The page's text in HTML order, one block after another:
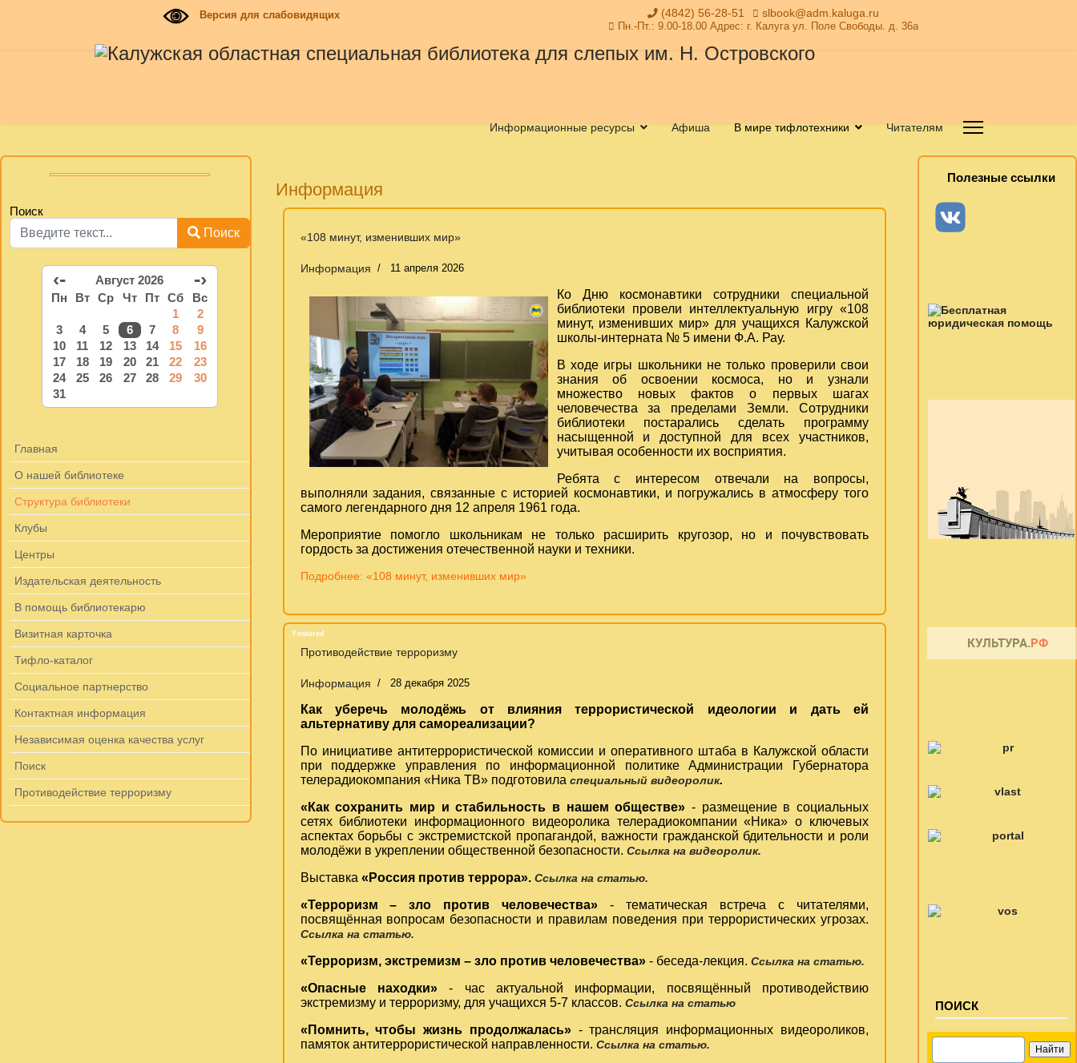
Версия для слабовидящих (4842) 56-28-51 slbook@adm.kaluga.ru
Пн.-Пт.: 9.00-18.00 Адрес: г. Калуга ул. Поле Свободы. д. 36а
Информационные ресурсы Афиша В мире тифлотехники Читателям
Поиск
Поиск
‹- Август 2026 -›
Пн Вт Ср Чт Пт Сб
Вс
1
2
3
4 5 6 7 8
9
10
11 12 13 14 15
16
17
18 19 20 21 22
23
24
25 26 27 28 29
30
31
Главная
О нашей библиотеке
Структура библиотеки
Клубы
Центры
Издательская деятельность
В помощь библиотекарю
Визитная карточка
Тифло-каталог
Социальное партнерство
Контактная информация
Независимая оценка качества услуг
Поиск
Противодействие терроризму
Информация
«108 минут, изменивших мир»
Информация 11 апреля 2026
Ко Дню космонавтики сотрудники специальной
библиотеки провели интеллектуальную игру «108
минут, изменивших мир» для учащихся Калужской
школы-интерната № 5 имени Ф.А. Рау.
В ходе игры школьники не только проверили свои
знания об освоении космоса, но и узнали
множество новых фактов о первых шагах
человечества за пределами Земли. Сотрудники
библиотеки постарались сделать программу
насыщенной и доступной для всех участников,
учитывая особенности их восприятия.
Ребята с интересом отвечали на вопросы,
выполняли задания, связанные с историей космонавтики, и погружались в атмосферу того
самого легендарного дня 12 апреля 1961 года.
Мероприятие помогло школьникам не только расширить кругозор, но и почувствовать
гордость за достижения отечественной науки и техники.
Подробнее: «108 минут, изменивших мир»
Featured
Противодействие терроризму
Информация 28 декабря 2025
Как уберечь молодёжь от влияния террористической идеологии и дать ей
альтернативу для самореализации?
По инициативе антитеррористической комиссии и оперативного штаба в Калужской области
при поддержке управления по информационной политике Администрации Губернатора
телерадиокомпания «Ника ТВ» подготовила специальный видеоролик.
«Как сохранить мир и стабильность в нашем обществе» - размещение в социальных
сетях библиотеки информационного видеоролика телерадиокомпании «Ника» о ключевых
аспектах борьбы с экстремистской пропагандой, важности гражданской бдительности и роли
молодёжи в укреплении общественной безопасности. Ссылка на видеоролик.
Выставка «Россия против террора». Ссылка на статью.
«Терроризм – зло против человечества» - тематическая встреча с читателями,
посвящённая вопросам безопасности и правилам поведения при террористических угрозах.
Ссылка на статью.
«Терроризм, экстремизм – зло против человечества»- беседа-лекция. Ссылка на статью.
«Опасные находки»- час актуальной информации, посвящённый противодействию
экстремизму и терроризму, для учащихся 5-7 классов. Ссылка на статью
«Помнить, чтобы жизнь продолжалась»- трансляция информационных видеороликов,
памяток антитеррористической направленности. Ссылка на статью.
Полезные ссылки
ПОИСК